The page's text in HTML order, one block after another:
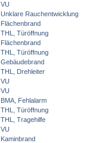
VU
Unklare Rauchentwicklung
Flächenbrand
THL, Türöffnung
Flächenbrand
THL, Türöffnung
Gebäudebrand
THL, Drehleiter
VU
VU
BMA, Fehlalarm
THL, Türöffnung
THL, Tragehilfe
VU
Kaminbrand